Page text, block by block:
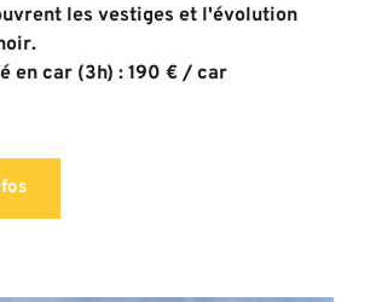
les vestiges et l'évolution
en car (3h) : 190 € / car